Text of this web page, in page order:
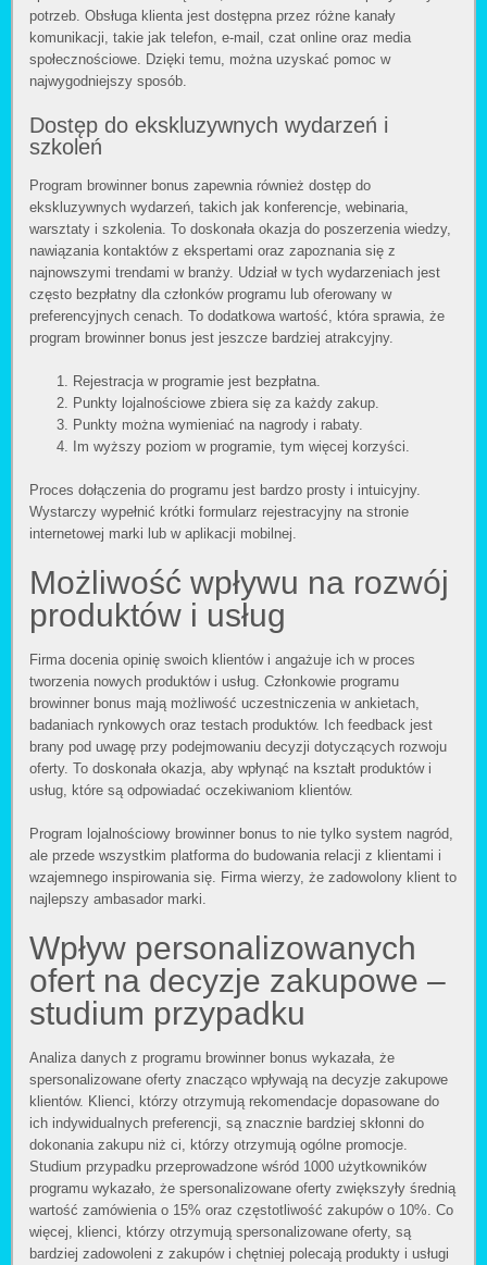
potrzeb. Obsługa klienta jest dostępna przez różne kanały
komunikacji, takie jak telefon, e-mail, czat online oraz media
społecznościowe. Dzięki temu, można uzyskać pomoc w
najwygodniejszy sposób.
Dostęp do ekskluzywnych wydarzeń i
szkoleń
Program browinner bonus zapewnia również dostęp do
ekskluzywnych wydarzeń, takich jak konferencje, webinaria,
warsztaty i szkolenia. To doskonała okazja do poszerzenia wiedzy,
nawiązania kontaktów z ekspertami oraz zapoznania się z
najnowszymi trendami w branży. Udział w tych wydarzeniach jest
często bezpłatny dla członków programu lub oferowany w
preferencyjnych cenach. To dodatkowa wartość, która sprawia, że
program browinner bonus jest jeszcze bardziej atrakcyjny.
Rejestracja w programie jest bezpłatna.
Punkty lojalnościowe zbiera się za każdy zakup.
Punkty można wymieniać na nagrody i rabaty.
Im wyższy poziom w programie, tym więcej korzyści.
Proces dołączenia do programu jest bardzo prosty i intuicyjny.
Wystarczy wypełnić krótki formularz rejestracyjny na stronie
internetowej marki lub w aplikacji mobilnej.
Możliwość wpływu na rozwój
produktów i usług
Firma docenia opinię swoich klientów i angażuje ich w proces
tworzenia nowych produktów i usług. Członkowie programu
browinner bonus mają możliwość uczestniczenia w ankietach,
badaniach rynkowych oraz testach produktów. Ich feedback jest
brany pod uwagę przy podejmowaniu decyzji dotyczących rozwoju
oferty. To doskonała okazja, aby wpłynąć na kształt produktów i
usług, które są odpowiadać oczekiwaniom klientów.
Program lojalnościowy browinner bonus to nie tylko system nagród,
ale przede wszystkim platforma do budowania relacji z klientami i
wzajemnego inspirowania się. Firma wierzy, że zadowolony klient to
najlepszy ambasador marki.
Wpływ personalizowanych
ofert na decyzje zakupowe –
studium przypadku
Analiza danych z programu browinner bonus wykazała, że
spersonalizowane oferty znacząco wpływają na decyzje zakupowe
klientów. Klienci, którzy otrzymują rekomendacje dopasowane do
ich indywidualnych preferencji, są znacznie bardziej skłonni do
dokonania zakupu niż ci, którzy otrzymują ogólne promocje.
Studium przypadku przeprowadzone wśród 1000 użytkowników
programu wykazało, że spersonalizowane oferty zwiększyły średnią
wartość zamówienia o 15% oraz częstotliwość zakupów o 10%. Co
więcej, klienci, którzy otrzymują spersonalizowane oferty, są
bardziej zadowoleni z zakupów i chętniej polecają produkty i usługi